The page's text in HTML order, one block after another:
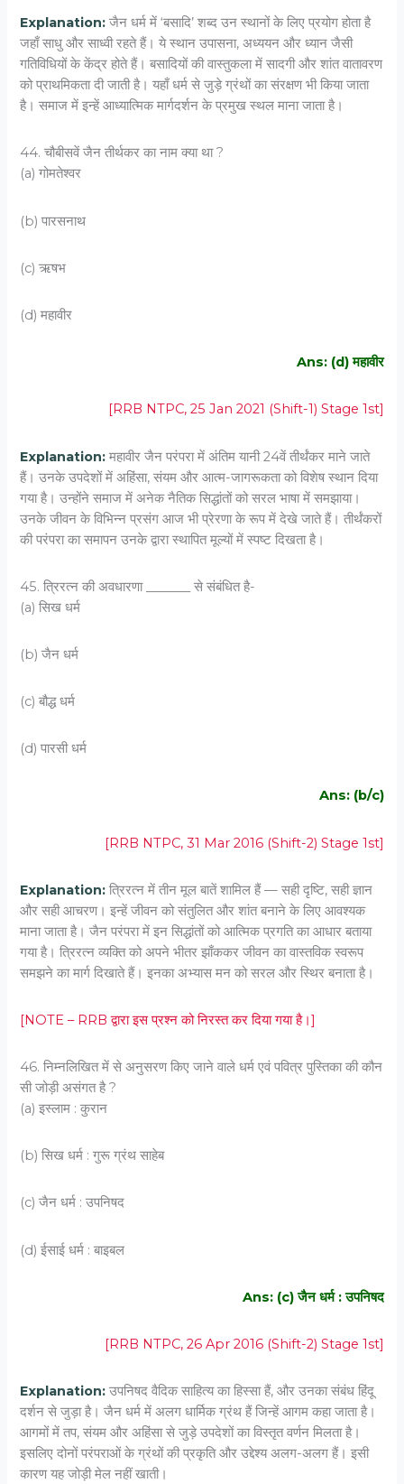
Explanation: जैन धर्म में ‘बसादि’ शब्द उन स्थानों के लिए प्रयोग होता है
जहाँ साधु और साध्वी रहते हैं। ये स्थान उपासना, अध्ययन और ध्यान जैसी
गतिविधियों के केंद्र होते हैं। बसादियों की वास्तुकला में सादगी और शांत वातावरण
को प्राथमिकता दी जाती है। यहाँ धर्म से जुड़े ग्रंथों का संरक्षण भी किया जाता
है। समाज में इन्हें आध्यात्मिक मार्गदर्शन के प्रमुख स्थल माना जाता है।
44. चौबीसवें जैन तीर्थकर का नाम क्या था ?
(a) गोमतेश्वर
(b) पारसनाथ
(c) ऋषभ
(d) महावीर
Ans: (d) महावीर
[RRB NTPC, 25 Jan 2021 (Shift-1) Stage 1st]
Explanation: महावीर जैन परंपरा में अंतिम यानी 24वें तीर्थंकर माने जाते
हैं। उनके उपदेशों में अहिंसा, संयम और आत्म-जागरूकता को विशेष स्थान दिया
गया है। उन्होंने समाज में अनेक नैतिक सिद्धांतों को सरल भाषा में समझाया।
उनके जीवन के विभिन्न प्रसंग आज भी प्रेरणा के रूप में देखे जाते हैं। तीर्थंकरों
की परंपरा का समापन उनके द्वारा स्थापित मूल्यों में स्पष्ट दिखता है।
45. त्रिरत्न की अवधारणा _______ से संबंधित है-
(a) सिख धर्म
(b) जैन धर्म
(c) बौद्ध धर्म
(d) पारसी धर्म
Ans: (b/c)
[RRB NTPC, 31 Mar 2016 (Shift-2) Stage 1st]
Explanation: त्रिरत्न में तीन मूल बातें शामिल हैं — सही दृष्टि, सही ज्ञान
और सही आचरण। इन्हें जीवन को संतुलित और शांत बनाने के लिए आवश्यक
माना जाता है। जैन परंपरा में इन सिद्धांतों को आत्मिक प्रगति का आधार बताया
गया है। त्रिरत्न व्यक्ति को अपने भीतर झाँककर जीवन का वास्तविक स्वरूप
समझने का मार्ग दिखाते हैं। इनका अभ्यास मन को सरल और स्थिर बनाता है।
[NOTE – RRB द्वारा इस प्रश्न को निरस्त कर दिया गया है।]
46. निम्नलिखित में से अनुसरण किए जाने वाले धर्म एवं पवित्र पुस्तिका की कौन
सी जोड़ी असंगत है ?
(a) इस्लाम : कुरान
(b) सिख धर्म : गुरू ग्रंथ साहेब
(c) जैन धर्म : उपनिषद
(d) ईसाई धर्म : बाइबल
Ans: (c) जैन धर्म : उपनिषद
[RRB NTPC, 26 Apr 2016 (Shift-2) Stage 1st]
Explanation: उपनिषद वैदिक साहित्य का हिस्सा हैं, और उनका संबंध हिंदू
दर्शन से जुड़ा है। जैन धर्म में अलग धार्मिक ग्रंथ हैं जिन्हें आगम कहा जाता है।
आगमों में तप, संयम और अहिंसा से जुड़े उपदेशों का विस्तृत वर्णन मिलता है।
इसलिए दोनों परंपराओं के ग्रंथों की प्रकृति और उद्देश्य अलग-अलग हैं। इसी
कारण यह जोड़ी मेल नहीं खाती।